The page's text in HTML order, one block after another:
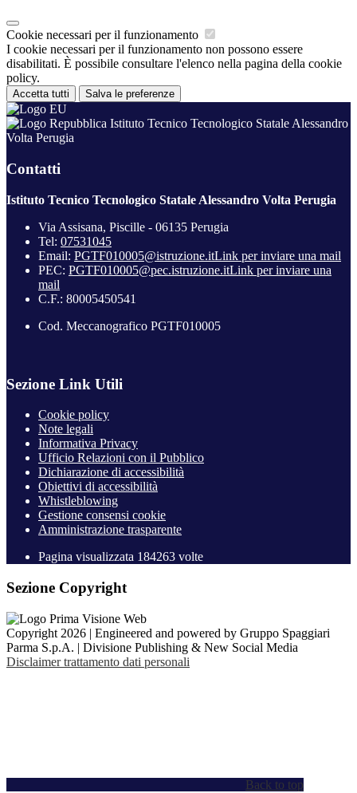
Cookie necessari per il funzionamento
I cookie necessari per il funzionamento non possono essere
disabilitati. È possibile consultare l'elenco nella pagina della cookie
policy.
Accetta tutti Salva le preferenze
Istituto Tecnico Tecnologico Statale Alessandro
Volta Perugia
Contatti
Istituto Tecnico Tecnologico Statale Alessandro Volta Perugia
Via Assisana, Piscille - 06135 Perugia
Tel: 07531045
Email: PGTF010005@istruzione.itLink per inviare una mail
PEC: PGTF010005@pec.istruzione.itLink per inviare una
mail
C.F.: 80005450541
Cod. Meccanografico PGTF010005
Sezione Link Utili
Cookie policy
Note legali
Informativa Privacy
Ufficio Relazioni con il Pubblico
Dichiarazione di accessibilità
Obiettivi di accessibilità
Whistleblowing
Gestione consensi cookie
Amministrazione trasparente
Pagina visualizzata 184263 volte
Sezione Copyright
Copyright 2026 | Engineered and powered by Gruppo Spaggiari
Parma S.p.A. | Divisione Publishing & New Social Media
Disclaimer trattamento dati personali
Back to top